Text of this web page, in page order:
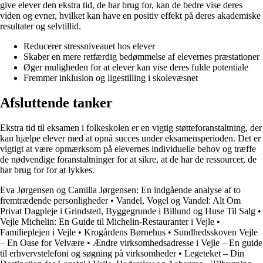
give elever den ekstra tid, de har brug for, kan de bedre vise deres
viden og evner, hvilket kan have en positiv effekt på deres akademiske
resultater og selvtillid.
Reducerer stressniveauet hos elever
Skaber en mere retfærdig bedømmelse af elevernes præstationer
Øger muligheden for at elever kan vise deres fulde potentiale
Fremmer inklusion og ligestilling i skolevæsnet
Afsluttende tanker
Ekstra tid til eksamen i folkeskolen er en vigtig støtteforanstaltning, der
kan hjælpe elever med at opnå succes under eksamensperioden. Det er
vigtigt at være opmærksom på elevernes individuelle behov og træffe
de nødvendige foranstaltninger for at sikre, at de har de ressourcer, de
har brug for for at lykkes.
Eva Jørgensen og Camilla Jørgensen: En indgående analyse af to
fremtrædende personligheder• Vandel, Vogel og Vandel: Alt Om
Privat Dagpleje i Grindsted, Byggegrunde i Billund og Huse Til Salg •
Vejle Michelin: En Guide til Michelin-Restauranter i Vejle •
Familieplejen i Vejle • Krogårdens Børnehus • Sundhedsskoven Vejle
– En Oase for Velvære • Ændre virksomhedsadresse i Vejle – En guide
til erhvervstelefoni og søgning på virksomheder• Legeteket – Din